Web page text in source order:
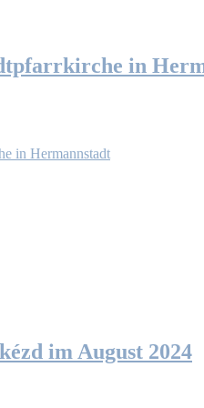
in
im Au­gust 2024